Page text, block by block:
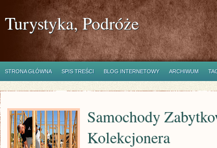
Turystyka, Podróże
STRONA GŁÓWNA SPIS TREŚCI BLOG INTERNETOWY ARCHIWUM
Samochody
Kolekcjonera